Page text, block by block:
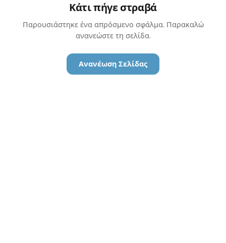
Κάτι πήγε στραβά
Παρουσιάστηκε ένα απρόσμενο σφάλμα. Παρακαλώ
ανανεώστε τη σελίδα.
Ανανέωση Σελίδας